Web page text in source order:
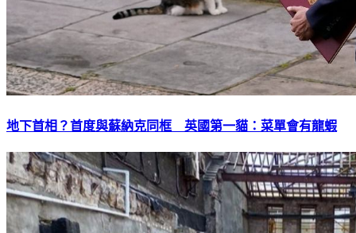
地下首相？首度與蘇納克同框 英國第一貓：菜單會有龍蝦